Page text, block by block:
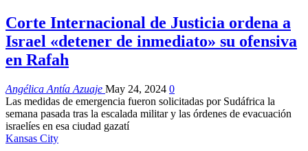
Corte Internacional de Justicia ordena a
Israel «detener de inmediato» su ofensiva
en Rafah
Angélica Antía Azuaje May 24, 2024 0
Las medidas de emergencia fueron solicitadas por Sudáfrica la
semana pasada tras la escalada militar y las órdenes de evacuación
israelíes en esa ciudad gazatí
Kansas City